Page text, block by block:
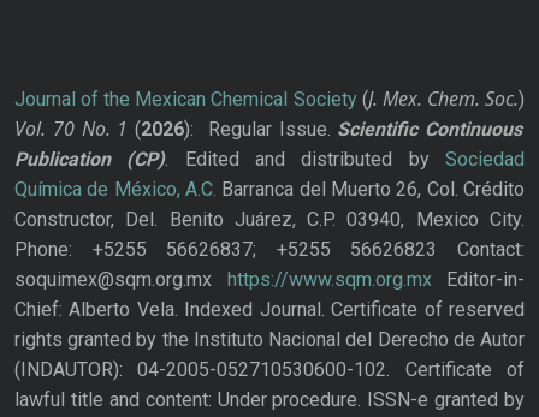
Journal of the Mexican Chemical Society(J. Mex. Chem. Soc.)
Vol. 70 No. 1 (2026): Regular Issue. Scientific Continuous
Publication
(CP). Edited and distributed bySociedad
Química de México, A.C. Barranca del Muerto 26, Col. Crédito
Constructor, Del. Benito Juárez, C.P. 03940, Mexico City.
Phone: +5255 56626837; +5255 56626823 Contact:
soquimex@sqm.org.mx
https://www.sqm.org.mxEditor-in-
Chief: Alberto Vela. Indexed Journal. Certificate of reserved
rights granted by the Instituto Nacional del Derecho de Autor
(INDAUTOR): 04-2005-052710530600-102. Certificate of
lawful title and content: Under procedure. ISSN-e granted by